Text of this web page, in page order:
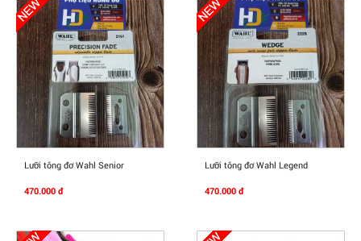
Mua Ngay
Lưỡi tông đơ Wahl Senior
470.000 đ
Mua Ngay
Lưỡi tông đơ Wahl Legend
470.000 đ